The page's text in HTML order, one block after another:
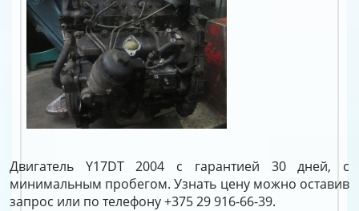
Двигатель Y17DT 2004 с гарантией 30 дней, с
минимальным пробегом. Узнать цену можно оставив
запрос или по телефону +375 29 916-66-39.